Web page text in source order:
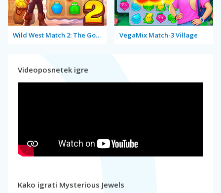
Wild West Match 2: The Gold Rush VegaMix Match-3 Village
Videoposnetek igre
Kako igrati Mysterious Jewels